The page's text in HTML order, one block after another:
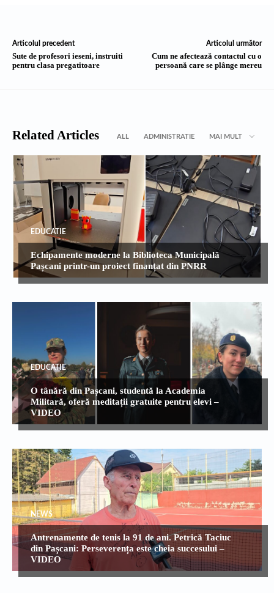
Articolul precedent
Sute de profesori ieseni, instruiti
pentru clasa pregatitoare
Articolul următor
Cum ne afectează contactul cu o
persoană care se plânge mereu
Related Articles ALL ADMINISTRATIE MAI MULT
EDUCATIE
Echipamente moderne la Biblioteca Municipală
Pașcani printr-un proiect finanțat din PNRR
EDUCATIE
O tânără din Pașcani, studentă la Academia
Militară, oferă meditații gratuite pentru elevi –
VIDEO
NEWS
Antrenamente de tenis la 91 de ani. Petrică Taciuc
din Pașcani: Perseverența este cheia succesului –
VIDEO